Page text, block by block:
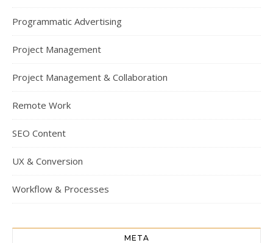
Programmatic Advertising
Project Management
Project Management & Collaboration
Remote Work
SEO Content
UX & Conversion
Workflow & Processes
META